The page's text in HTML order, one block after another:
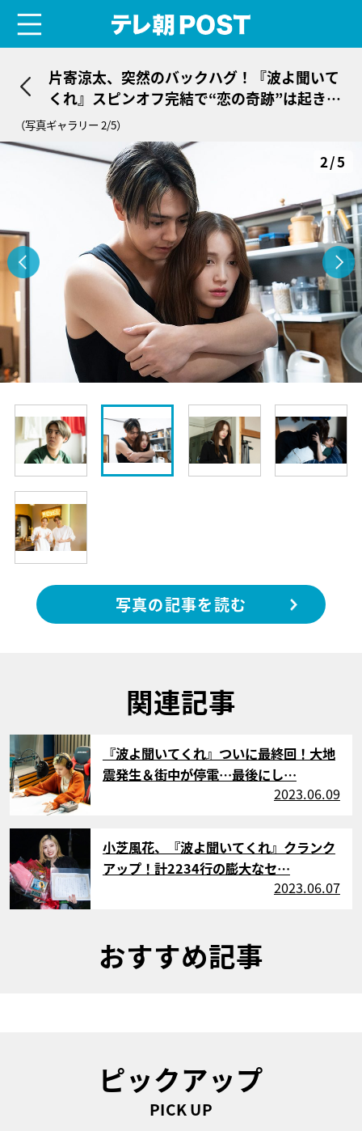
片寄涼太、突然のバックハグ！『波よ聞いて
くれ』スピンオフ完結で“恋の奇跡”は起きる
のか
（写真ギャラリー 2/5）
2/5
写真の記事を読む
関連記事
サムネイル
『波よ聞いてくれ』ついに最終回！大地
震発生＆街中が停電…最後にし…
2023.06.09
サムネイル
小芝風花、『波よ聞いてくれ』クランク
アップ！計2234行の膨大なセ…
2023.06.07
おすすめ記事
ピックアップ
PICK UP